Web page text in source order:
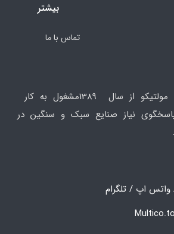
بیشتر
تماس با ما
تجهیزات اندازه گیری مولتیکو از سال 1389مشغول به کار
نیاز صنایع سبک و سنگین در